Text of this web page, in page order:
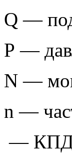
Q —
Р —
N —
n —
—